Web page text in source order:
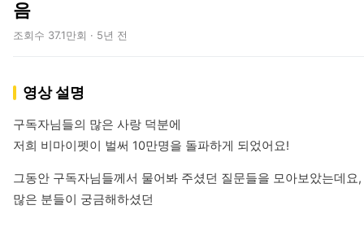
음
조회수 37.1만회 · 5년 전
영상 설명
구독자님들의 많은 사랑 덕분에
저희 비마이펫이 벌써 10만명을 돌파하게 되었어요!
그동안 구독자님들께서 물어봐 주셨던 질문들을 모아보았는데요,
많은 분들이 궁금해하셨던